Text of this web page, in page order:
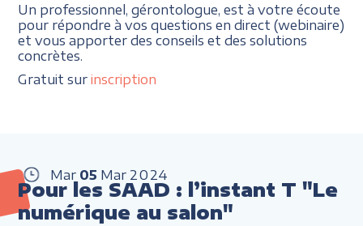
Un professionnel, gérontologue, est à votre écoute
pour répondre à vos questions en direct (webinaire)
et vous apporter des conseils et des solutions
concrètes.
Gratuit surinscription
Mar 05 Mar 2024
Pour les SAAD : l’instant T "Le
numérique au salon"